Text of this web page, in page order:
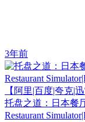
3年前
托盘之道：日本餐
Restaurant